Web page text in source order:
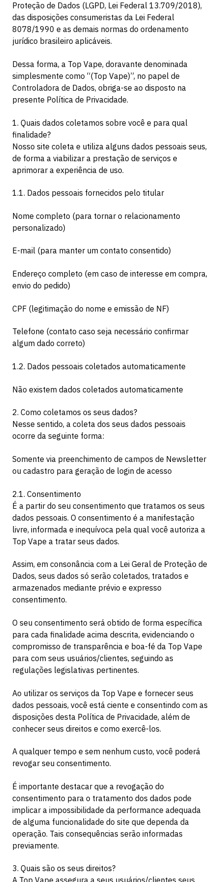
Proteção de Dados (LGPD, Lei Federal 13.709/2018),
das disposições consumeristas da Lei Federal
8078/1990 e as demais normas do ordenamento
jurídico brasileiro aplicáveis.
Dessa forma, a Top Vape, doravante denominada
simplesmente como “(Top Vape)”, no papel de
Controladora de Dados, obriga-se ao disposto na
presente Política de Privacidade.
1. Quais dados coletamos sobre você e para qual
finalidade?
Nosso site coleta e utiliza alguns dados pessoais seus,
de forma a viabilizar a prestação de serviços e
aprimorar a experiência de uso.
1.1. Dados pessoais fornecidos pelo titular
Nome completo (para tornar o relacionamento
personalizado)
E-mail (para manter um contato consentido)
Endereço completo (em caso de interesse em compra,
envio do pedido)
CPF (legitimação do nome e emissão de NF)
Telefone (contato caso seja necessário confirmar
algum dado correto)
1.2. Dados pessoais coletados automaticamente
Não existem dados coletados automaticamente
2. Como coletamos os seus dados?
Nesse sentido, a coleta dos seus dados pessoais
ocorre da seguinte forma:
Somente via preenchimento de campos de Newsletter
ou cadastro para geração de login de acesso
2.1. Consentimento
É a partir do seu consentimento que tratamos os seus
dados pessoais. O consentimento é a manifestação
livre, informada e inequívoca pela qual você autoriza a
Top Vape a tratar seus dados.
Assim, em consonância com a Lei Geral de Proteção de
Dados, seus dados só serão coletados, tratados e
armazenados mediante prévio e expresso
consentimento.
O seu consentimento será obtido de forma específica
para cada finalidade acima descrita, evidenciando o
compromisso de transparência e boa-fé da Top Vape
para com seus usuários/clientes, seguindo as
regulações legislativas pertinentes.
Ao utilizar os serviços da Top Vape e fornecer seus
dados pessoais, você está ciente e consentindo com as
disposições desta Política de Privacidade, além de
conhecer seus direitos e como exercê-los.
A qualquer tempo e sem nenhum custo, você poderá
revogar seu consentimento.
É importante destacar que a revogação do
consentimento para o tratamento dos dados pode
implicar a impossibilidade da performance adequada
de alguma funcionalidade do site que dependa da
operação. Tais consequências serão informadas
previamente.
3. Quais são os seus direitos?